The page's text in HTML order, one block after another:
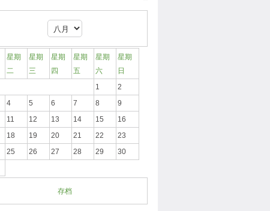
星期
二
星期
三
星期
四
星期
五
星期
六
星期
日
1
2
4 5 6 7 8
9
11 12 13 14 15
16
18 19 20 21 22
23
25 26 27 28 29
30
存档